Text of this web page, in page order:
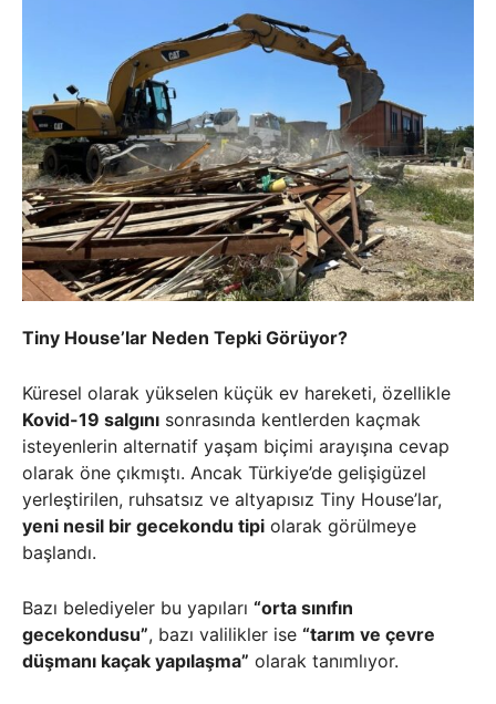
Tiny House’lar Neden Tepki Görüyor?
Küresel olarak yükselen küçük ev hareketi, özellikle
Kovid-19 salgını sonrasında kentlerden kaçmak
isteyenlerin alternatif yaşam biçimi arayışına cevap
olarak öne çıkmıştı. Ancak Türkiye’de gelişigüzel
yerleştirilen, ruhsatsız ve altyapısız Tiny House’lar,
yeni nesil bir gecekondu tipi olarak görülmeye
başlandı.
Bazı belediyeler bu yapıları “orta sınıfın
gecekondusu”, bazı valilikler ise “tarım ve çevre
düşmanı kaçak yapılaşma” olarak tanımlıyor.